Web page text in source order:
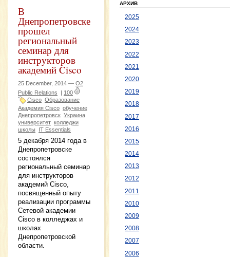
В
Днепропетровске
прошел
региональный
семинар для
инструкторов
академий Cisco
25 December, 2014 — O2
Public Relations | 100
Cisco Образование
Академия Cisco обучение
Днепропетровск Украина
университет колледжи
школы
IT Essentials
5 декабря 2014 года в
Днепропетровске
состоялся
региональный семинар
для инструкторов
академий Cisco,
посвященный опыту
реализации программы
Сетевой академии
Cisco в колледжах и
школах
Днепропетровской
области.
АРХИВ
2025
2024
2023
2022
2021
2020
2019
2018
2017
2016
2015
2014
2013
2012
2011
2010
2009
2008
2007
2006